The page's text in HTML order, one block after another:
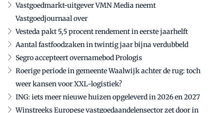
Vastgoedmarkt-uitgever VMN Media neemt
Vastgoedjournaal over
Vesteda pakt 5,5 procent rendement in eerste jaarhelft
Aantal fastfoodzaken in twintig jaar bijna verdubbeld
Segro accepteert overnamebod Prologis
Roerige periode in gemeente Waalwijk achter de rug: toch
weer kansen voor XXL-logistiek?
ING: iets meer nieuwe huizen opgeleverd in 2026 en 2027
Winstreeks Europese vastgoedaandelensector zet door in